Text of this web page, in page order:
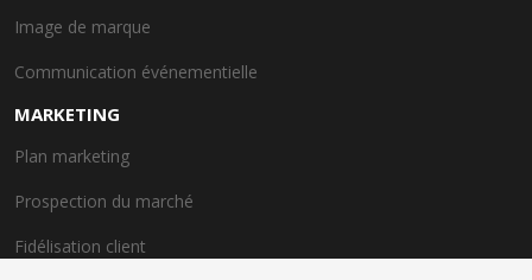
Image de marque
Communication événementielle
MARKETING
Plan marketing
Prospection du marché
Fidélisation client